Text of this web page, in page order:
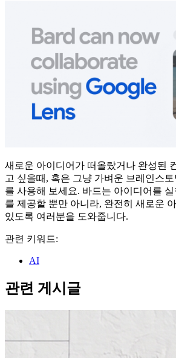
새로운 아이디어가 떠올랐거나 완성된
고 싶을때, 혹은 그냥 가벼운 브레인스
를 사용해 보세요. 바드는 아이디어를
를 제공할 뿐만 아니라, 완전히 새로운
있도록 여러분을 도와줍니다.
관련 키워드:
AI
관련 게시글